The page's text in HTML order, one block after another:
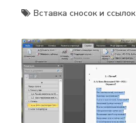
Вставка сносок и ссылок